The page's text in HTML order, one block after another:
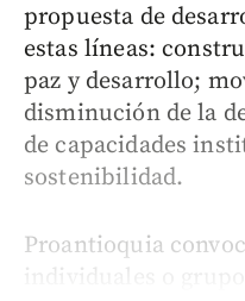
propuesta de
estas líneas:
paz y desarrollo;
disminución de la
de capacidades
sostenibilidad.
Proantioquia
individuales o